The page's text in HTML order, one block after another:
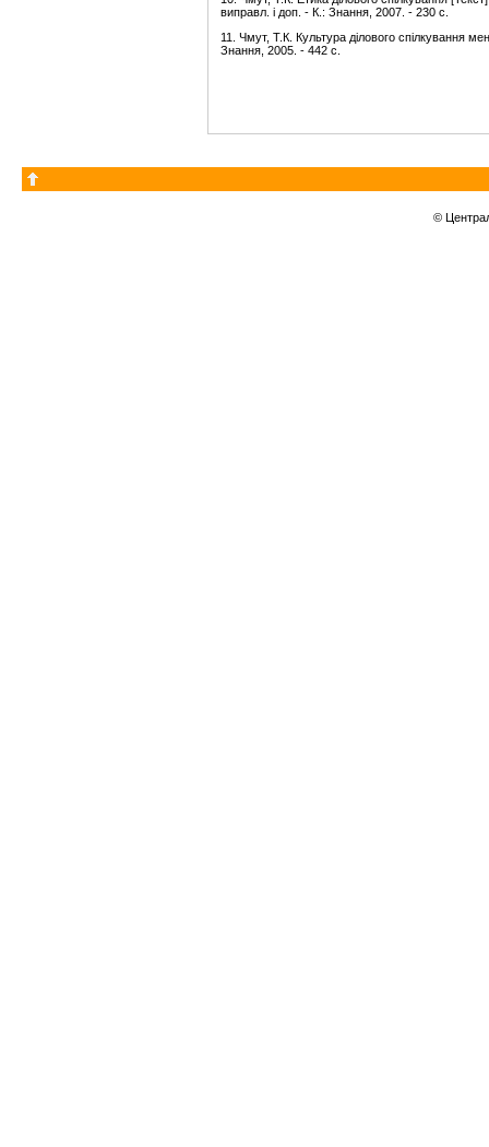
виправл. і доп. - К.: Знання, 2007. - 230 с.
11. Чмут, Т.К. Культура ділового спілкування
Знання, 2005. - 442 с.
©